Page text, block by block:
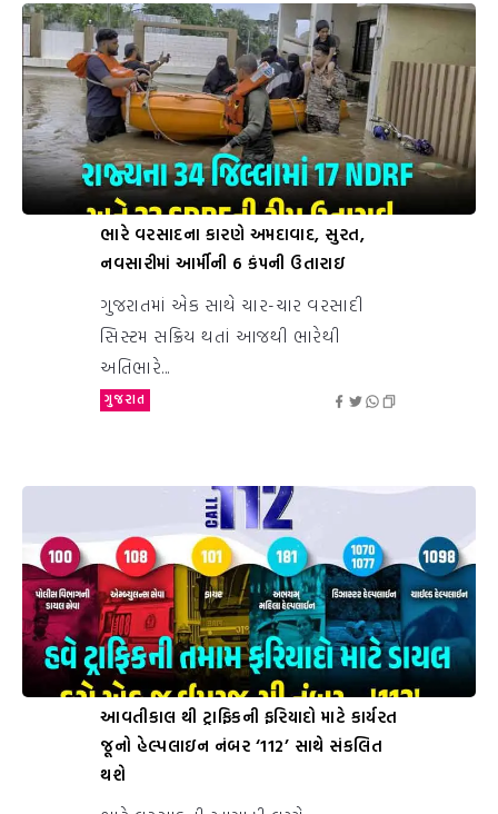
ભારે વરસાદના કારણે અમદાવાદ, સુરત,
નવસારીમાં આર્મીની 6 કંપની ઉતારાઇ
ગુજરાતમાં એક સાથે ચાર-ચાર વરસાદી
સિસ્ટમ સક્રિય થતાં આજથી ભારેથી
અતિભારે...
ગુજરાત
આવતીકાલ થી ટ્રાફિકની ફરિયાદો માટે કાર્યરત
જૂનો હેલ્પલાઇન નંબર ‘112’ સાથે સંકલિત
થશે